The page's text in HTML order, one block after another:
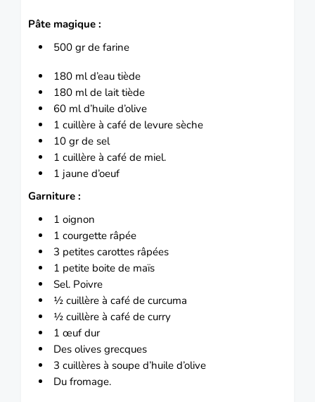
Pâte magique :
500 gr de farine
180 ml d’eau tiède
180 ml de lait tiède
60 ml d’huile d’olive
1 cuillère à café de levure sèche
10 gr de sel
1 cuillère à café de miel.
1 jaune d’oeuf
Garniture :
1 oignon
1 courgette râpée
3 petites carottes râpées
1 petite boite de maïs
Sel. Poivre
½ cuillère à café de curcuma
½ cuillère à café de curry
1 œuf dur
Des olives grecques
3 cuillères à soupe d’huile d’olive
Du fromage.